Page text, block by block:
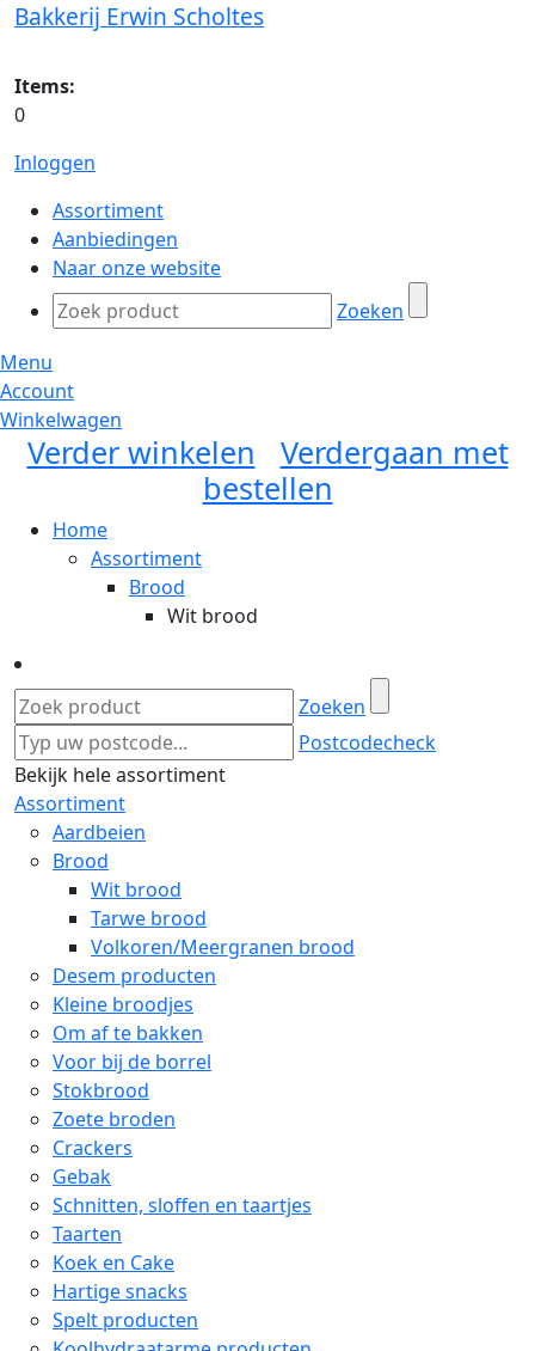
Bakkerij Erwin Scholtes
Items:
0
Inloggen
Assortiment
Aanbiedingen
Naar onze website
Zoeken
Menu
Account
Winkelwagen
Verder winkelen
Verdergaan met
bestellen
Home
Assortiment
Brood
Wit brood
Zoeken
Postcodecheck
Bekijk hele assortiment
Assortiment
Aardbeien
Brood
Wit brood
Tarwe brood
Volkoren/Meergranen brood
Desem producten
Kleine broodjes
Om af te bakken
Voor bij de borrel
Stokbrood
Zoete broden
Crackers
Gebak
Schnitten, sloffen en taartjes
Taarten
Koek en Cake
Hartige snacks
Spelt producten